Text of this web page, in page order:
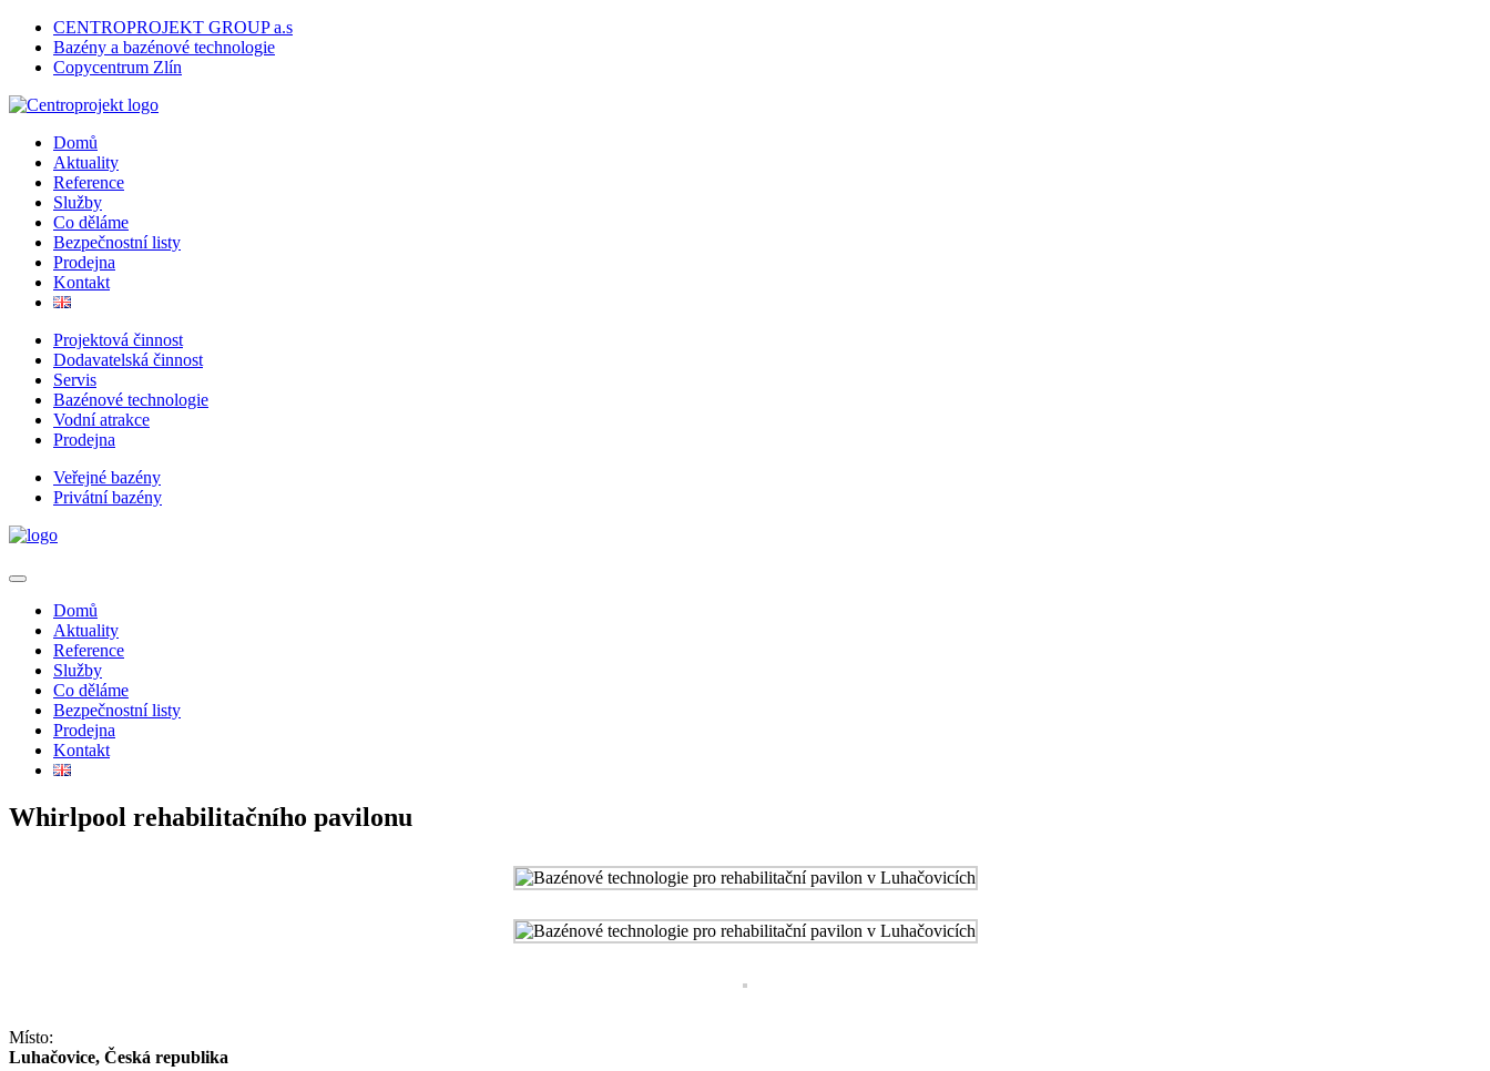
CENTROPROJEKT GROUP a.s
Bazény a bazénové technologie
Copycentrum Zlín
Domů
Aktuality
Reference
Služby
Co děláme
Bezpečnostní listy
Prodejna
Kontakt
Projektová činnost
Dodavatelská činnost
Servis
Bazénové technologie
Vodní atrakce
Prodejna
Veřejné bazény
Privátní bazény
Domů
Aktuality
Reference
Služby
Co děláme
Bezpečnostní listy
Prodejna
Kontakt
Whirlpool rehabilitačního pavilonu
Místo:
Luhačovice, Česká republika